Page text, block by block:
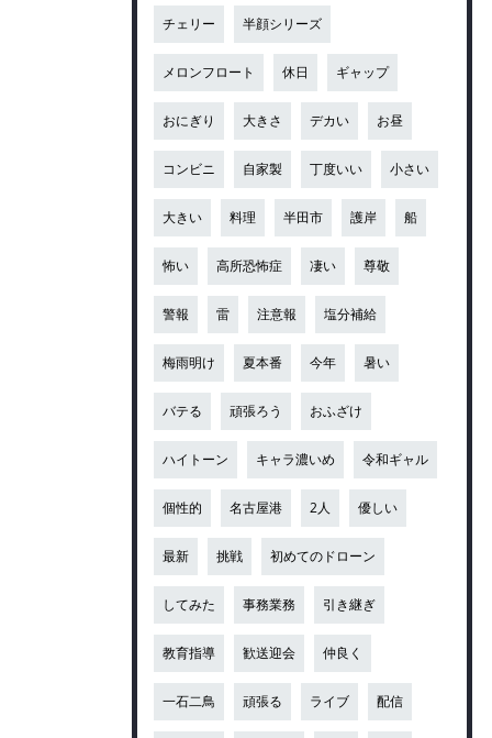
チェリー 半顔シリーズ
メロンフロート 休日 ギャップ
おにぎり 大きさ デカい お昼
コンビニ 自家製 丁度いい 小さい
大きい 料理 半田市 護岸 船
怖い 高所恐怖症 凄い 尊敬
警報 雷 注意報 塩分補給
梅雨明け 夏本番 今年 暑い
バテる 頑張ろう おふざけ
ハイトーン キャラ濃いめ 令和ギャル
個性的 名古屋港 2人 優しい
最新 挑戦 初めてのドローン
してみた 事務業務 引き継ぎ
教育指導 歓送迎会 仲良く
一石二鳥 頑張る ライブ 配信